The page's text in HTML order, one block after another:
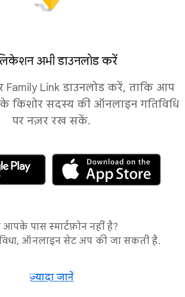
अभी डाउनलोड करें
Family Link डाउनलोड करें, ताकि आप
किशोर सदस्य की ऑनलाइन गतिविधि
पर नज़र रख सकें.
आपके पास स्मार्टफ़ोन नहीं है?
ऑनलाइन सेट अप की जा सकती है.
ज़्यादा जानें